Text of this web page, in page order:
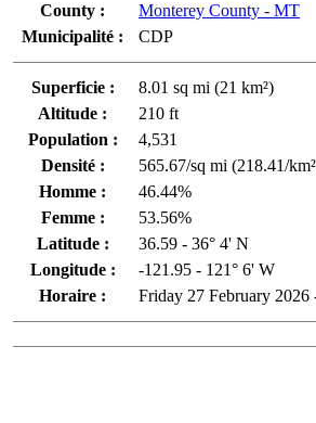
County :
Monterey County - MT
Municipalité :
CDP
Superficie :
8.01 sq mi (21 km²)
Altitude :
210 ft
Population :
4,531
Densité :
565.67/sq mi (218.41/
Homme :
46.44%
Femme :
53.56%
Latitude :
36.59 - 36° 4' N
Longitude :
-121.95 - 121° 6' W
Horaire :
Friday 27 February 2026